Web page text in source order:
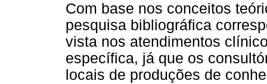
Com base nos conceitos
pesquisa bibliográfica
vista nos atendimentos
específica, já que os
locais de produções de